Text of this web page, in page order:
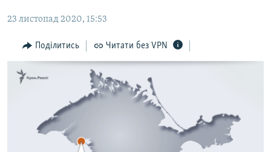
Перейти
пошукуІНТЕРВ'Ю
ВСЕ ЗА ДЕНЬ
ДЕПОРТАЦІЯ
ВІДЕОУРОКИ «ELIFBE»
ЯК ОБІЙТИ БЛОКУВАННЯ
23 листопад 2020, 15:53
Поділитись Читати без VPN